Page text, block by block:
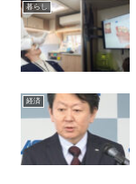
暮らし
経済